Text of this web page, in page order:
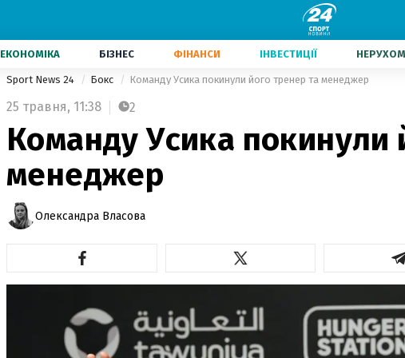
ЕКОНОМІКА БІЗНЕС ФІНАНСИ ІНВЕСТИЦІЇ
Sport News 24 Бокс Команду Усика покинули його тренер та менеджер
25 травня, 11:38 2
Команду Усика покинули
менеджер
Олександра Власова